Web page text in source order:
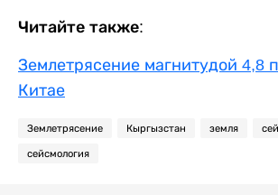
Читайте также:
Землетрясение магнитудой 4,8
Китае
Землетрясение Кыргызстан земля
сейсмология